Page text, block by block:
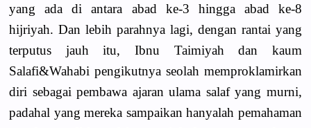
yang ada di antara abad ke-3 hingga abad ke-8
hijriyah. Dan lebih parahnya lagi, dengan rantai yang
terputus jauh itu, Ibnu Taimiyah dan kaum
Salafi&Wahabi pengikutnya seolah memproklamirkan
diri sebagai pembawa ajaran ulama salaf yang murni,
padahal yang mereka sampaikan hanyalah pemahaman